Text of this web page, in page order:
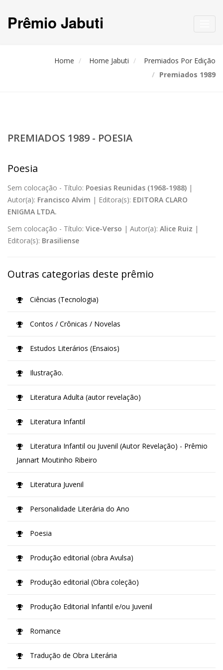
Prêmio Jabuti
Home Home Jabuti
Premiados Por Edição
Premiados 1989
PREMIADOS 1989 - POESIA
Poesia
Sem colocação - Título: Poesias Reunidas (1968-1988) |
Autor(a): Francisco Alvim | Editora(s): EDITORA CLARO
ENIGMA LTDA.
Sem colocação - Título: Vice-Verso | Autor(a): Alice Ruiz |
Editora(s): Brasiliense
Outras categorias deste prêmio
Ciências (Tecnologia)
Contos / Crônicas / Novelas
Estudos Literários (Ensaios)
Ilustração.
Literatura Adulta (autor revelação)
Literatura Infantil
Literatura Infantil ou Juvenil (Autor Revelação) - Prêmio
Jannart Moutinho Ribeiro
Literatura Juvenil
Personalidade Literária do Ano
Poesia
Produção editorial (obra Avulsa)
Produção editorial (Obra coleção)
Produção Editorial Infantil e/ou Juvenil
Romance
Tradução de Obra Literária